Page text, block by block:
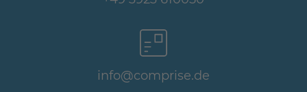
info@comprise.de